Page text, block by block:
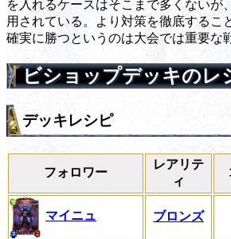
を入れるケースはそこまで多くないが
用されている。より対策を徹底するこ
確実に勝つというのは大会では重要な
ビショップデッキのレ
デッキレシピ
フォロワー
レアリテ
ィ
マイニュ ブロンズ